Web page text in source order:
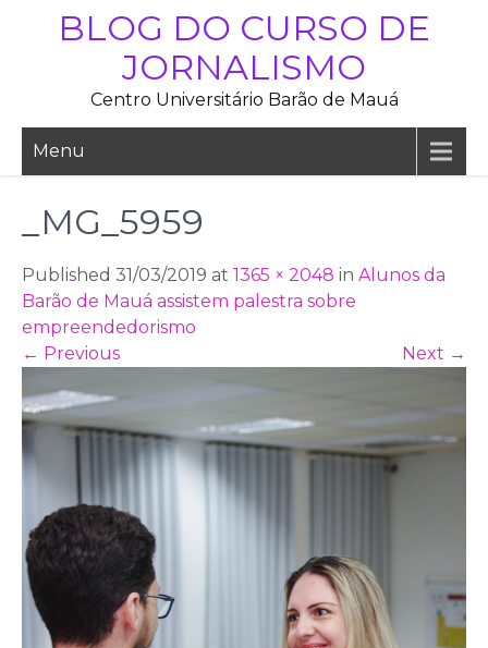
BLOG DO CURSO DE
JORNALISMO
Centro Universitário Barão de Mauá
Menu
_MG_5959
Published 31/03/2019 at 1365 × 2048 in Alunos da
Barão de Mauá assistem palestra sobre
empreendedorismo
← Previous Next →